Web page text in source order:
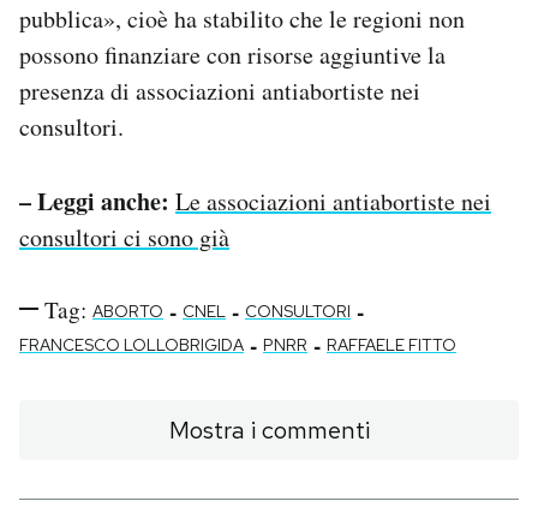
pubblica», cioè ha stabilito che le regioni non
possono finanziare con risorse aggiuntive la
presenza di associazioni antiabortiste nei
consultori.
– Leggi anche: Le associazioni antiabortiste nei
consultori ci sono già
Tag: ABORTO - CNEL - CONSULTORI -
FRANCESCO LOLLOBRIGIDA - PNRR - RAFFAELE FITTO
Mostra i commenti